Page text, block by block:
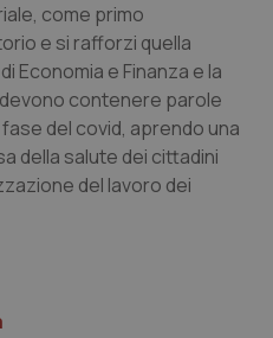
Ulcerosa
neurodegenerative
come primo
e si rafforzi quella
Economia e Finanza e la
contenere parole
del covid, aprendo una
della salute dei cittadini
del lavoro dei